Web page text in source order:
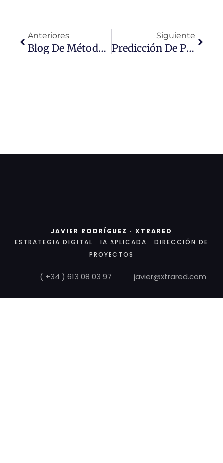
Anteriores
Blog De Método Profesional
Siguiente
Predicción De Pagerank De Google
JAVIER RODRÍGUEZ · XTRARED
ESTRATEGIA DIGITAL · IA APLICADA · DIRECCIÓN DE
PROYECTOS
( +34 ) 613 08 03 97 javier@xtrared.com